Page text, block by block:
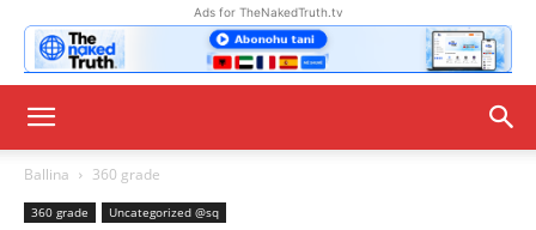
Ads for TheNakedTruth.tv
Ballina 360 grade
360 grade Uncategorized @sq